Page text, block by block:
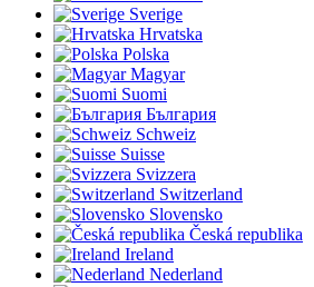
Sverige
Hrvatska
Polska
Magyar
Suomi
България
Schweiz
Suisse
Svizzera
Switzerland
Slovensko
Česká republika
Ireland
Nederland